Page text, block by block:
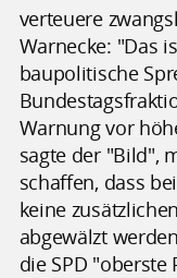
verteuere
Warnecke: "Das
baupolitische
Warnung vor
sagte der "Bild",
schaffen, dass
keine
abgewälzt
die SPD "oberste